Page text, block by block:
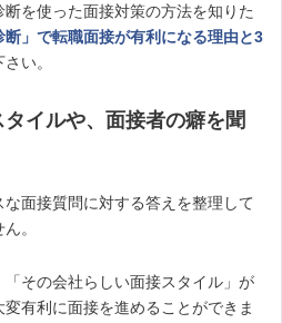
を使った面接対策の方法を知りた
断」で転職面接が有利になる理由と3
い。
イルや、面接者の癖を聞
面接質問に対する答えを整理して
。
その会社らしい面接スタイル」が
有利に面接を進めることができま